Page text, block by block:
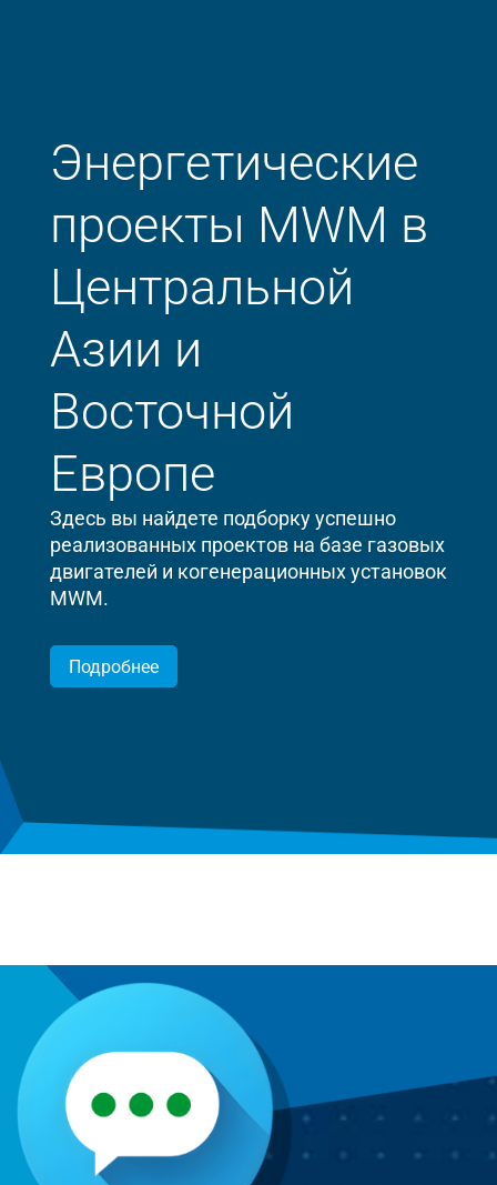
Энергетические
проекты MWM в
Центральной
Азии и
Восточной
Европе
Здесь вы найдете подборку успешно
реализованных проектов на базе газовых
двигателей и когенерационных установок
MWM.
Подробнее